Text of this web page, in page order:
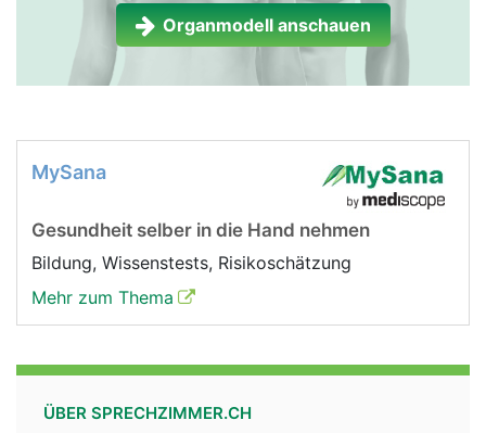
Organmodell anschauen
MySana
Gesundheit selber in die Hand nehmen
Bildung, Wissenstests, Risikoschätzung
Mehr zum Thema
ÜBER SPRECHZIMMER.CH